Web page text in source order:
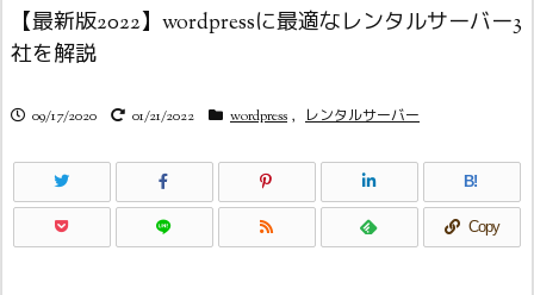
【最新版2022】wordpressに最適なレンタルサーバー3
社を解説
09/17/2020 01/21/2022 wordpress , レンタルサーバー
B!
Copy